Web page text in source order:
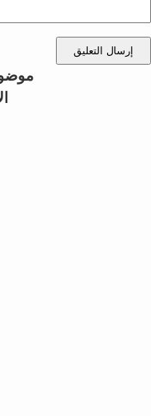
إرسال التعليق